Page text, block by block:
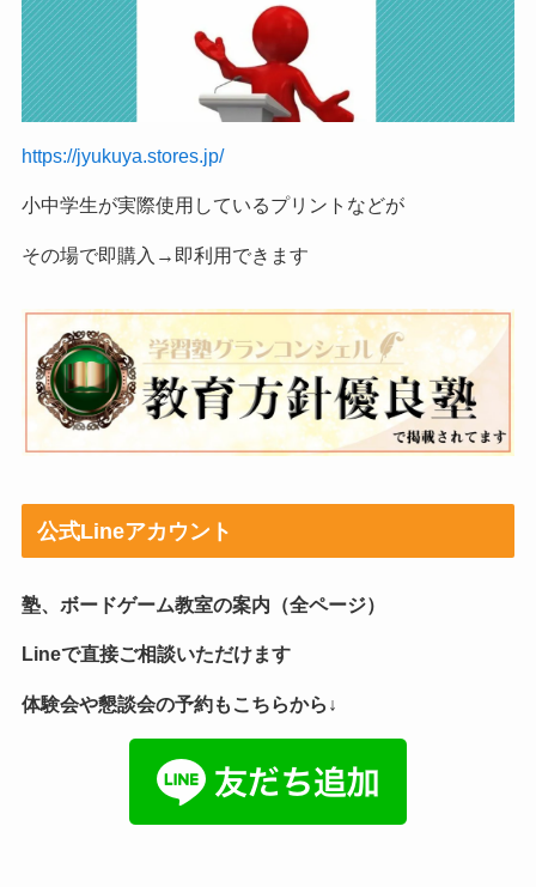
https://jyukuya.stores.jp/
小中学生が実際使用しているプリントなどが
その場で即購入→即利用できます
公式Lineアカウント
塾、ボードゲーム教室の案内（全ページ）
Lineで直接ご相談いただけます
体験会や懇談会の予約もこちらから↓